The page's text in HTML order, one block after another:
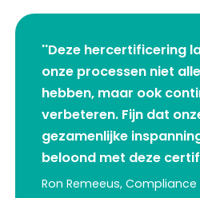
''Deze hercertificering
onze processen niet
hebben, maar ook
verbeteren. Fijn dat
gezamenlijke
beloond met deze
Ron Remeeus,